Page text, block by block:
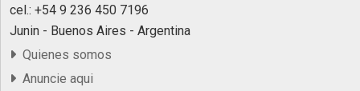
cel.: +54 9 236 450 7196
Junin - Buenos Aires - Argentina
Quienes somos
Anuncie aqui